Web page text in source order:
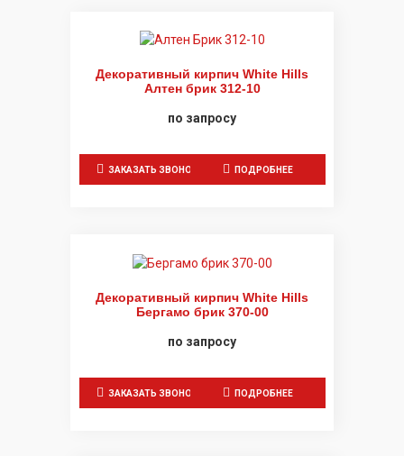
Декоративный кирпич White Hills
Алтен брик 312-10
по запросу
ЗАКАЗАТЬ ЗВОНОК ПОДРОБНЕЕ
Декоративный кирпич White Hills
Бергамо брик 370-00
по запросу
ЗАКАЗАТЬ ЗВОНОК ПОДРОБНЕЕ